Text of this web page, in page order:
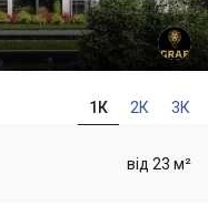
1К 2К 3К
від 23 м²